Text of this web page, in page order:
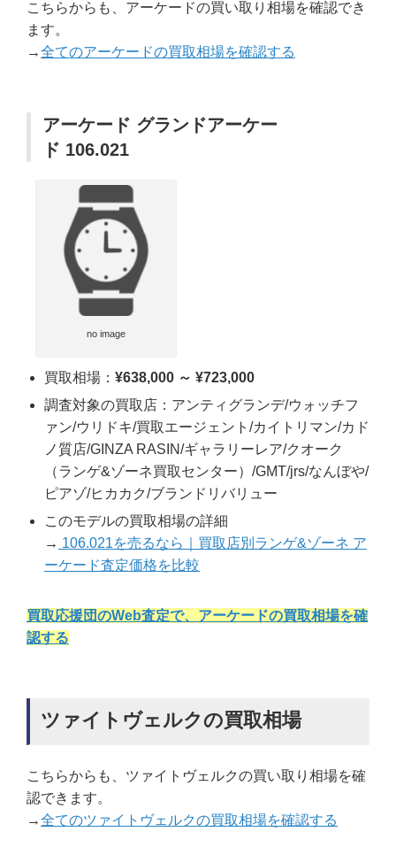
こちらからも、アーケードの買い取り相場を確認でき
ます。
→全てのアーケードの買取相場を確認する
アーケード グランドアーケー
ド 106.021
no image
買取相場： ¥638,000 ～ ¥723,000
調査対象の買取店：アンティグランデ/ウォッチフ
ァン/ウリドキ/買取エージェント/カイトリマン/カド
ノ質店/GINZA RASIN/ギャラリーレア/クオーク
（ランゲ&ゾーネ買取センター）/GMT/jrs/なんぼや/
ピアゾ/ヒカカク/ブランドリバリュー
このモデルの買取相場の詳細
→ 106.021を売るなら｜買取店別ランゲ&ゾーネ ア
ーケード査定価格を比較
買取応援団のWeb査定で、アーケードの買取相場を確
認する
ツァイトヴェルクの買取相場
こちらからも、ツァイトヴェルクの買い取り相場を確
認できます。
→全てのツァイトヴェルクの買取相場を確認する